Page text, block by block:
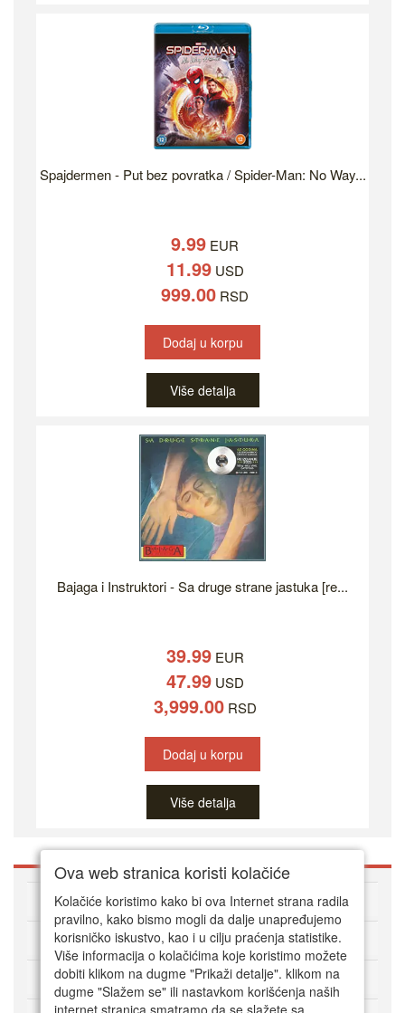
Spajdermen - Put bez povratka / Spider-Man: No Way...
9.99 EUR
11.99USD
999.00 RSD
Dodaj u korpu
Više detalja
Bajaga i Instruktori - Sa druge strane jastuka [re...
39.99EUR
47.99USD
3,999.00RSD
Dodaj u korpu
Više detalja
O DVD Zoni
Kako kupovati online
Korisnički servis
Ova web stranica koristi kolačiće
Kolačiće koristimo kako bi ova Internet strana radila
pravilno, kako bismo mogli da dalje unapređujemo
korisničko iskustvo, kao i u cilju praćenja statistike.
Više informacija o kolačićima koje koristimo možete
dobiti klikom na dugme "Prikaži detalje". klikom na
dugme "Slažem se" ili nastavkom korišćenja naših
internet stranica smatramo da se slažete sa